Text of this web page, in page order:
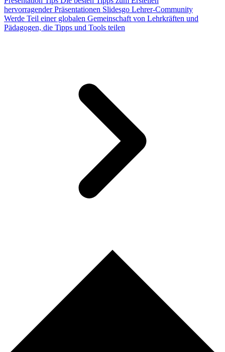
hervorragender Präsentationen Slidesgo Lehrer-Community
Werde Teil einer globalen Gemeinschaft von Lehrkräften und
Pädagogen, die Tipps und Tools teilen